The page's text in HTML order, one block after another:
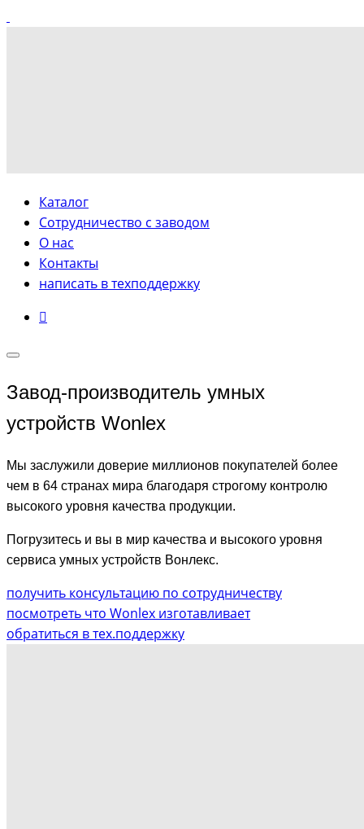
Каталог
Сотрудничество с заводом
О нас
Контакты
написать в техподдержку
Завод-производитель умных
устройств Wonlex
Мы заслужили доверие миллионов покупателей более
чем в 64 странах мира благодаря строгому контролю
высокого уровня качества продукции.
Погрузитесь и вы в мир качества и высокого уровня
сервиса умных устройств Вонлекс.
получить консультацию по сотрудничеству
посмотреть что Wonlex изготавливает
обратиться в тех.поддержку